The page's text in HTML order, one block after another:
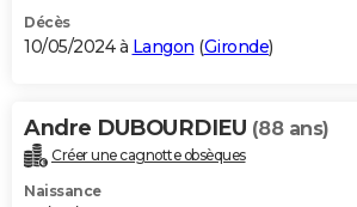
Décès
10/05/2024 à Langon (Gironde)
Andre DUBOURDIEU (88 ans)
Créer une cagnotte obsèques
Naissance